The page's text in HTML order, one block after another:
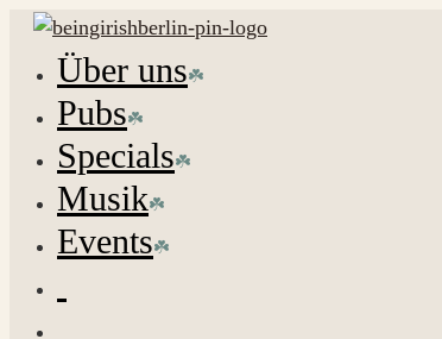
Über uns
Pubs
Specials
Musik
Events